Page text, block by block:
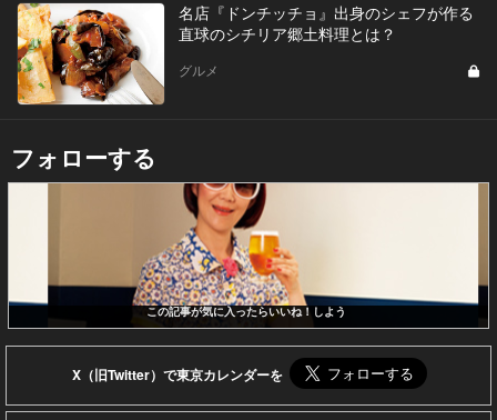
名店『ドンチッチョ』出身のシェフが作る
直球のシチリア郷土料理とは？
グルメ
フォローする
この記事が気に入ったらいいね！しよう
X（旧Twitter）で東京カレンダーを